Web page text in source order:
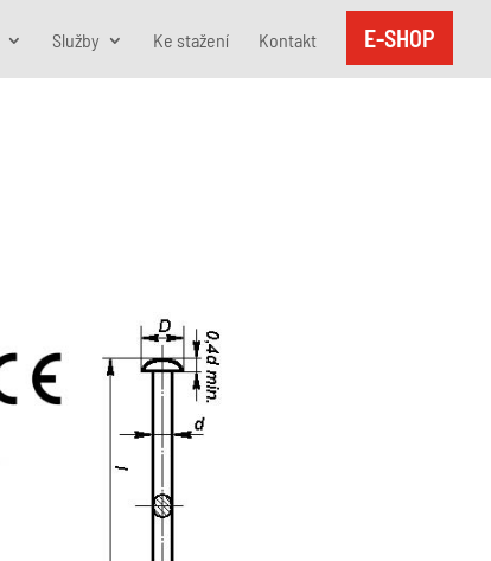
Služby Ke stažení Kontakt E-SHOP